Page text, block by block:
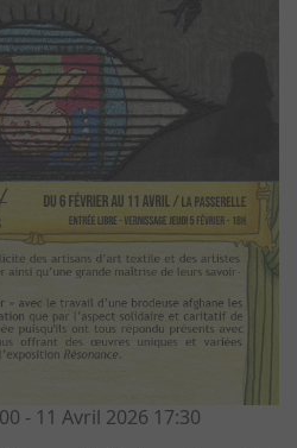
- 11 Avril 2026 17:30